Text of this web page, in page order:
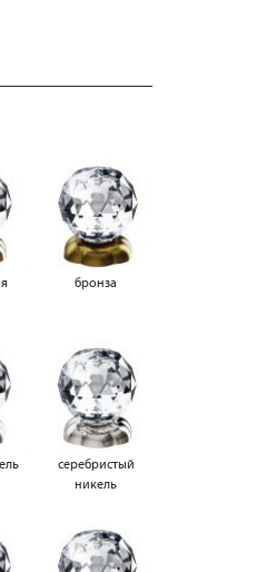
бронза
серебристый
никель